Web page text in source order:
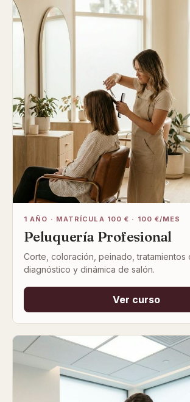
1 AÑO · MATRÍCULA 100 € · 100 €/MES
Peluquería Profesional
Corte, coloración, peinado, tratamientos
diagnóstico y dinámica de salón.
Ver curso